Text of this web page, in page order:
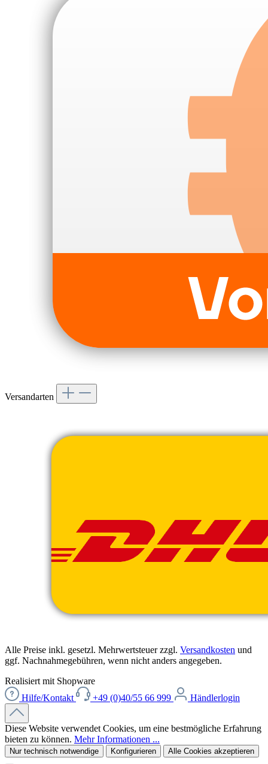
Versandarten
Alle Preise inkl. gesetzl. Mehrwertsteuer zzgl. Versandkosten und
ggf. Nachnahmegebühren, wenn nicht anders angegeben.
Realisiert mit Shopware
Hilfe/Kontakt
+49 (0)40/55 66 999 Händlerlogin
Diese Website verwendet Cookies, um eine bestmögliche Erfahrung
bieten zu können. Mehr Informationen ...
Nur technisch notwendige Konfigurieren Alle Cookies akzeptieren